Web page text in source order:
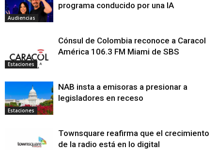
Audiencias
programa conducido por una IA
Estaciones
Cónsul de Colombia reconoce a Caracol
América 106.3 FM Miami de SBS
Estaciones
NAB insta a emisoras a presionar a
legisladores en receso
Townsquare reafirma que el crecimiento
de la radio está en lo digital